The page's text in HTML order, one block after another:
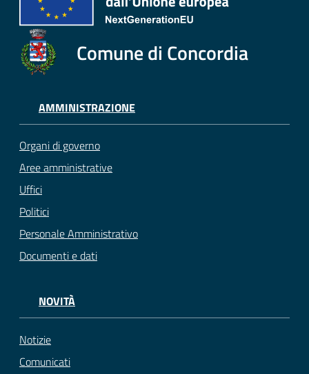
Comune di Concordia
AMMINISTRAZIONE
Organi di governo
Aree amministrative
Uffici
Politici
Personale Amministrativo
Documenti e dati
NOVITÀ
Notizie
Comunicati